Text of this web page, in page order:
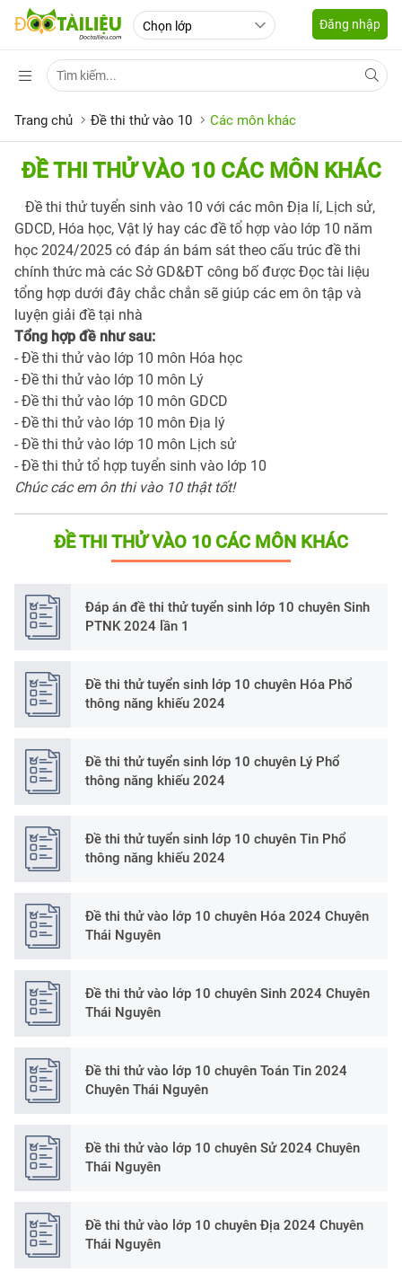
Đăng nhập
Trang chủ Đề thi thử vào 10 Các môn khác
ĐỀ THI THỬ VÀO 10 CÁC MÔN KHÁC
Đề thi thử tuyển sinh vào 10 với các môn Địa lí, Lịch sử,
GDCD, Hóa học, Vật lý hay các đề tổ hợp vào lớp 10 năm
học 2024/2025 có đáp án bám sát theo cấu trúc đề thi
chính thức mà các Sở GD&ĐT công bố được Đọc tài liệu
tổng hợp dưới đây chắc chắn sẽ giúp các em ôn tập và
luyện giải đề tại nhà
Tổng hợp đề như sau:
- Đề thi thử vào lớp 10 môn Hóa học
- Đề thi thử vào lớp 10 môn Lý
- Đề thi thử vào lớp 10 môn GDCD
- Đề thi thử vào lớp 10 môn Địa lý
- Đề thi thử vào lớp 10 môn Lịch sử
- Đề thi thử tổ hợp tuyển sinh vào lớp 10
Chúc các em ôn thi vào 10 thật tốt!
ĐỀ THI THỬ VÀO 10 CÁC MÔN KHÁC
Đáp án đề thi thử tuyển sinh lớp 10 chuyên Sinh
PTNK 2024 lần 1
Đề thi thử tuyển sinh lớp 10 chuyên Hóa Phổ
thông năng khiếu 2024
Đề thi thử tuyển sinh lớp 10 chuyên Lý Phổ
thông năng khiếu 2024
Đề thi thử tuyển sinh lớp 10 chuyên Tin Phổ
thông năng khiếu 2024
Đề thi thử vào lớp 10 chuyên Hóa 2024 Chuyên
Thái Nguyên
Đề thi thử vào lớp 10 chuyên Sinh 2024 Chuyên
Thái Nguyên
Đề thi thử vào lớp 10 chuyên Toán Tin 2024
Chuyên Thái Nguyên
Đề thi thử vào lớp 10 chuyên Sử 2024 Chuyên
Thái Nguyên
Đề thi thử vào lớp 10 chuyên Địa 2024 Chuyên
Thái Nguyên